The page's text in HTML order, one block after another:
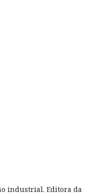
industrial. Editora da